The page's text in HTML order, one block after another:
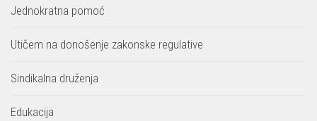
Jednokratna pomoć
Utičem na donošenje zakonske regulative
Sindikalna druženja
Edukacija